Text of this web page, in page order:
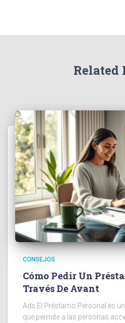
Related
CONSEJOS
Cómo Pedir Un
Través De Avant
Ads El Préstamo Personal es
que permite a las personas